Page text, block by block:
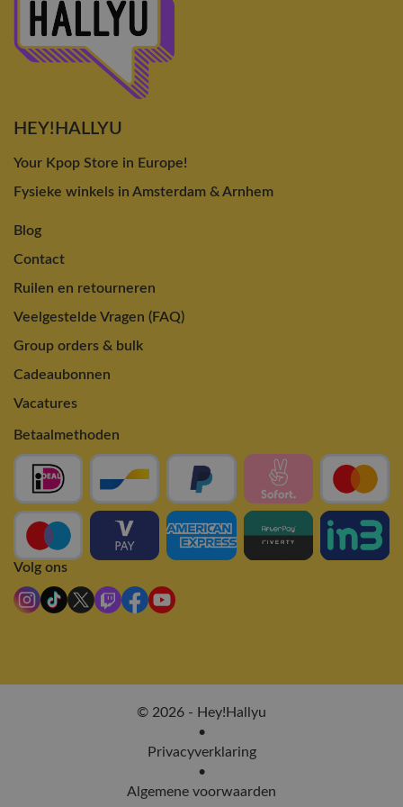
HEY!HALLYU
Your Kpop Store in Europe!
Fysieke winkels in Amsterdam & Arnhem
Blog
Contact
Ruilen en retourneren
Veelgestelde Vragen (FAQ)
Group orders & bulk
Cadeaubonnen
Vacatures
Betaalmethoden
Volg ons
© 2026 - Hey!Hallyu
•
Privacyverklaring
•
Algemene voorwaarden